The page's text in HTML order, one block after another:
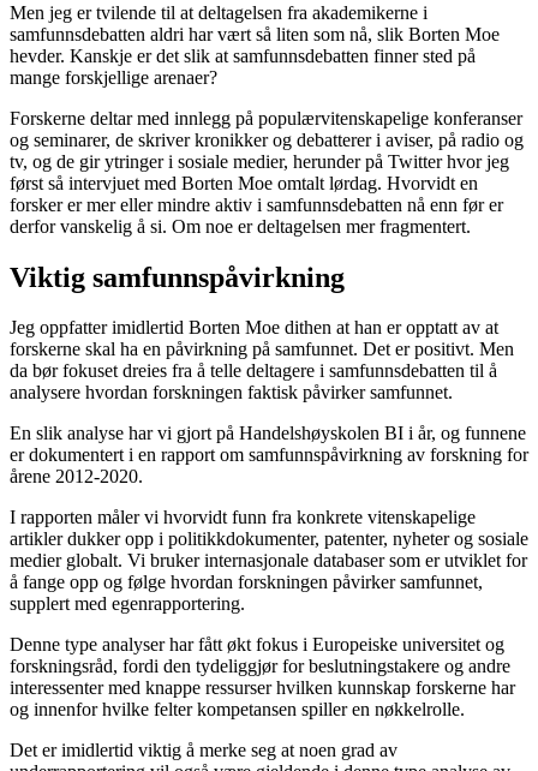
Men jeg er tvilende til at deltagelsen fra akademikerne i
samfunnsdebatten aldri har vært så liten som nå, slik Borten Moe
hevder. Kanskje er det slik at samfunnsdebatten finner sted på
mange forskjellige arenaer?
Forskerne deltar med innlegg på populærvitenskapelige konferanser
og seminarer, de skriver kronikker og debatterer i aviser, på radio og
tv, og de gir ytringer i sosiale medier, herunder på Twitter hvor jeg
først så intervjuet med Borten Moe omtalt lørdag. Hvorvidt en
forsker er mer eller mindre aktiv i samfunnsdebatten nå enn før er
derfor vanskelig å si. Om noe er deltagelsen mer fragmentert.
Viktig samfunnspåvirkning
Jeg oppfatter imidlertid Borten Moe dithen at han er opptatt av at
forskerne skal ha en påvirkning på samfunnet. Det er positivt. Men
da bør fokuset dreies fra å telle deltagere i samfunnsdebatten til å
analysere hvordan forskningen faktisk påvirker samfunnet.
En slik analyse har vi gjort på Handelshøyskolen BI i år, og funnene
er dokumentert i en rapport om samfunnspåvirkning av forskning for
årene 2012-2020.
I rapporten måler vi hvorvidt funn fra konkrete vitenskapelige
artikler dukker opp i politikkdokumenter, patenter, nyheter og sosiale
medier globalt. Vi bruker internasjonale databaser som er utviklet for
å fange opp og følge hvordan forskningen påvirker samfunnet,
supplert med egenrapportering.
Denne type analyser har fått økt fokus i Europeiske universitet og
forskningsråd, fordi den tydeliggjør for beslutningstakere og andre
interessenter med knappe ressurser hvilken kunnskap forskerne har
og innenfor hvilke felter kompetansen spiller en nøkkelrolle.
Det er imidlertid viktig å merke seg at noen grad av